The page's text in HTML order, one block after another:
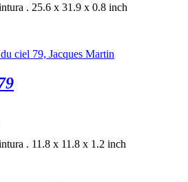
. 25.6 x 31.9 x 0.8 inch
. 11.8 x 11.8 x 1.2 inch